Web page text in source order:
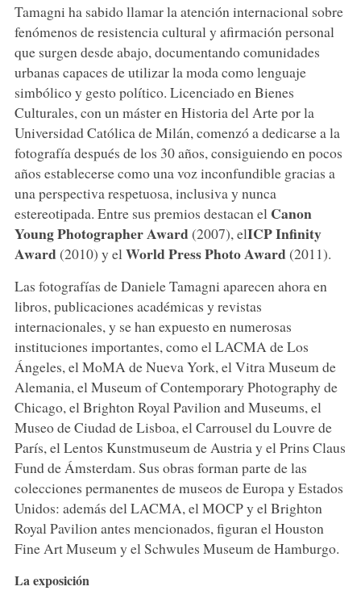
Tamagni ha sabido llamar la atención internacional sobre
fenómenos de resistencia cultural y afirmación personal
que surgen desde abajo, documentando comunidades
urbanas capaces de utilizar la moda como lenguaje
simbólico y gesto político. Licenciado en Bienes
Culturales, con un máster en Historia del Arte por la
Universidad Católica de Milán, comenzó a dedicarse a la
fotografía después de los 30 años, consiguiendo en pocos
años establecerse como una voz inconfundible gracias a
una perspectiva respetuosa, inclusiva y nunca
estereotipada. Entre sus premios destacan el Canon
Young Photographer Award(2007), elICP Infinity
Award(2010) y elWorld Press Photo Award(2011).
Las fotografías de Daniele Tamagni aparecen ahora en
libros, publicaciones académicas y revistas
internacionales, y se han expuesto en numerosas
instituciones importantes, como el LACMA de Los
Ángeles, el MoMA de Nueva York, el Vitra Museum de
Alemania, el Museum of Contemporary Photography de
Chicago, el Brighton Royal Pavilion and Museums, el
Museo de Ciudad de Lisboa, el Carrousel du Louvre de
París, el Lentos Kunstmuseum de Austria y el Prins Claus
Fund de Ámsterdam. Sus obras forman parte de las
colecciones permanentes de museos de Europa y Estados
Unidos: además del LACMA, el MOCP y el Brighton
Royal Pavilion antes mencionados, figuran el Houston
Fine Art Museum y el Schwules Museum de Hamburgo.
La exposición